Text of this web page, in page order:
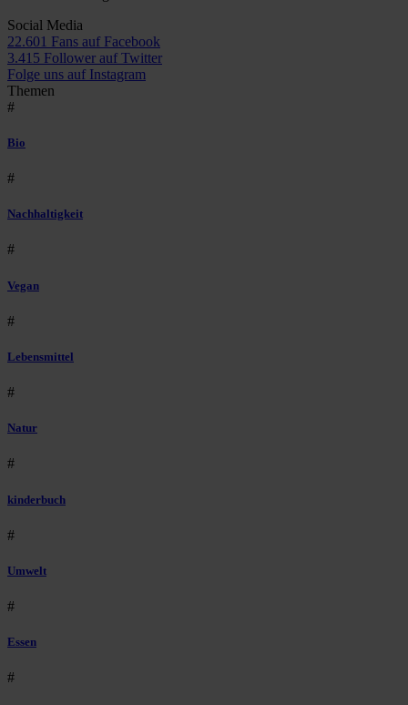
Social Media
22.601 Fans auf Facebook
3.415 Follower auf Twitter
Folge uns auf Instagram
Themen
#
Bio
#
Nachhaltigkeit
#
Vegan
#
Lebensmittel
#
Natur
#
kinderbuch
#
Umwelt
#
Essen
#